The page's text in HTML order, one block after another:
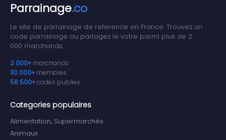
Parrainage.co
Le site de parrainage de reference en France. Trouvez un
code parrainage ou partagez le votre parmi plus de 2
000 marchands.
2 000+ marchands
30 000+ membres
56 500+codes publies
Categories populaires
Alimentation, Supermarchés
Animaux